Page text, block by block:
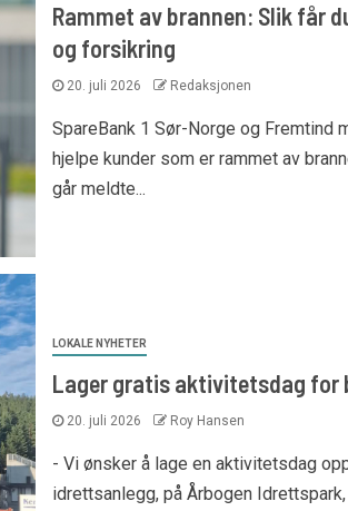
Rammet av brannen: Slik får
og forsikring
20. juli 2026 Redaksjonen
SpareBank 1 Sør-Norge og Fremtind
hjelpe kunder som er rammet av
går meldte...
LOKALE NYHETER
Lager gratis aktivitetsdag for
20. juli 2026 Roy Hansen
- Vi ønsker å lage en aktivitetsdag
idrettsanlegg, på Årbogen